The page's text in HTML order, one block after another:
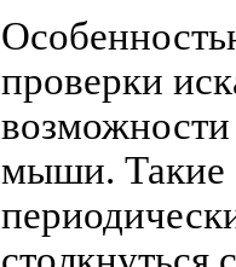
проверки
мыши. Такие